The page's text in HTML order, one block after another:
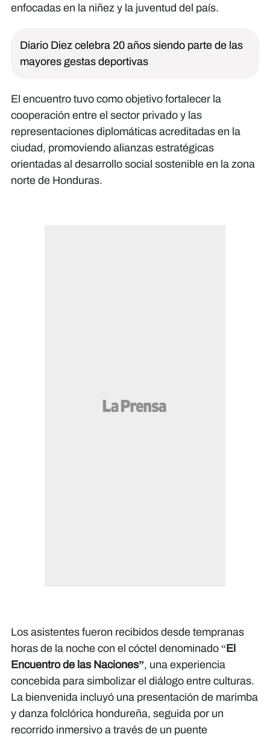
enfocadas en la niñez y la juventud del país.
Diario Diez celebra 20 años siendo parte de las
mayores gestas deportivas
El encuentro tuvo como objetivo fortalecer la
cooperación entre el sector privado y las
representaciones diplomáticas acreditadas en la
ciudad, promoviendo alianzas estratégicas
orientadas al desarrollo social sostenible en la zona
norte de Honduras.
Los asistentes fueron recibidos desde tempranas
horas de la noche con el cóctel denominado “ El
Encuentro de las Naciones”, una experiencia
concebida para simbolizar el diálogo entre culturas.
La bienvenida incluyó una presentación de marimba
y danza folclórica hondureña, seguida por un
recorrido inmersivo a través de un puente